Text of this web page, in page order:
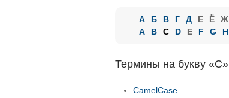
А Б В Г Д Е Ё Ж
A
B C D E F G H
Термины на букву «C»
CamelCase